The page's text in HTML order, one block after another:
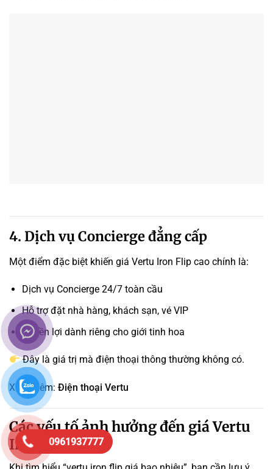
4. Dịch vụ Concierge đẳng cấp
Một điểm đặc biệt khiến giá Vertu Iron Flip cao chính là:
Dịch vụ Concierge 24/7 toàn cầu
Hỗ trợ đặt nhà hàng, khách sạn, vé VIP
Quyền lợi dành riêng cho giới tinh hoa
Đây là giá trị mà điện thoại thông thường không có.
Xem thêm: Điện thoại Vertu
Các yếu tố ảnh hưởng đến giá Vertu
Iron Flip0961937777